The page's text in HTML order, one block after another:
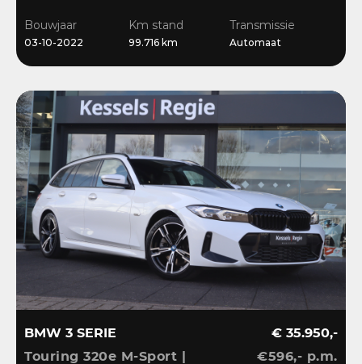
Dravit
Bouwjaar
03-10-2022
Km stand
99.716 km
Transmissie
Automaat
BMW 3 SERIE
Touring 320e M-Sport |
€ 35.950,-
€596,- p.m.